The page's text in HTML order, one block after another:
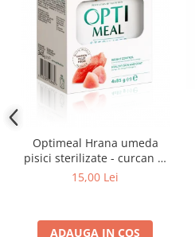
Optimeal Hrana umeda
pisici sterilizate - curcan si
pui in sos, set 3+1,
15,00 Lei
ADAUGA IN COS